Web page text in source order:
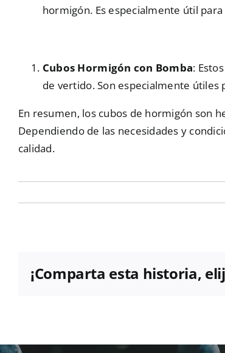
hormigón. Es especialmente útil
Cubos Hormigón con Bomba:
de vertido. Son especialmente útiles
En resumen, los cubos de hormigón son
Dependiendo de las necesidades y
calidad.
¡Comparta esta historia,